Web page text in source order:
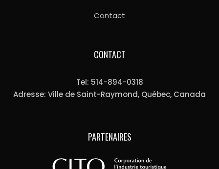
Contact
CONTACT
Tel: 514-894-0318
Adresse: Ville de Saint-Raymond, Québec, Canada
PARTENAIRES